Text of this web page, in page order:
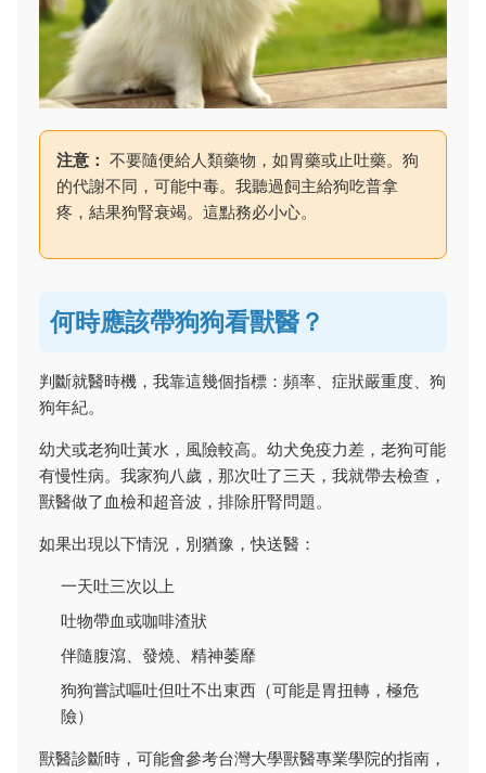
注意： 不要隨便給人類藥物，如胃藥或止吐藥。狗
的代謝不同，可能中毒。我聽過飼主給狗吃普拿
疼，結果狗腎衰竭。這點務必小心。
何時應該帶狗狗看獸醫？
判斷就醫時機，我靠這幾個指標：頻率、症狀嚴重度、狗
狗年紀。
幼犬或老狗吐黃水，風險較高。幼犬免疫力差，老狗可能
有慢性病。我家狗八歲，那次吐了三天，我就帶去檢查，
獸醫做了血檢和超音波，排除肝腎問題。
如果出現以下情況，別猶豫，快送醫：
一天吐三次以上
吐物帶血或咖啡渣狀
伴隨腹瀉、發燒、精神萎靡
狗狗嘗試嘔吐但吐不出東西（可能是胃扭轉，極危
險）
獸醫診斷時，可能會參考台灣大學獸醫專業學院的指南，